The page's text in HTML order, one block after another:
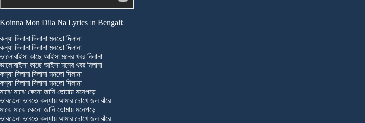
Koinna Mon Dila Na Lyrics In Bengali:
কন্যা দিলানা দিলানা মনতো দিলানা
কন্যা দিলানা দিলানা মনতো দিলানা
ভালোবাইসা কাছে আইসা মনের খবর নিলানা
ভালোবাইসা কাছে আইসা মনের খবর নিলানা
কন্যা দিলানা দিলানা মনতো দিলানা
কন্যা দিলানা দিলানা মনতো দিলানা
মাঝে মাঝে কেনো জানি তোমায় মনেপড়ে
ভাবতেনা ভাবতে কন্যায় আমার চোখে জল ঝঁরে
মাঝে মাঝে কেনো জানি তোমায় মনেপড়ে
ভাবতেনা ভাবতে কন্যায় আমার চোখে জল ঝঁরে